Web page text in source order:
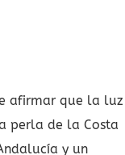
afirmar que la luz
perla de la Costa
y un